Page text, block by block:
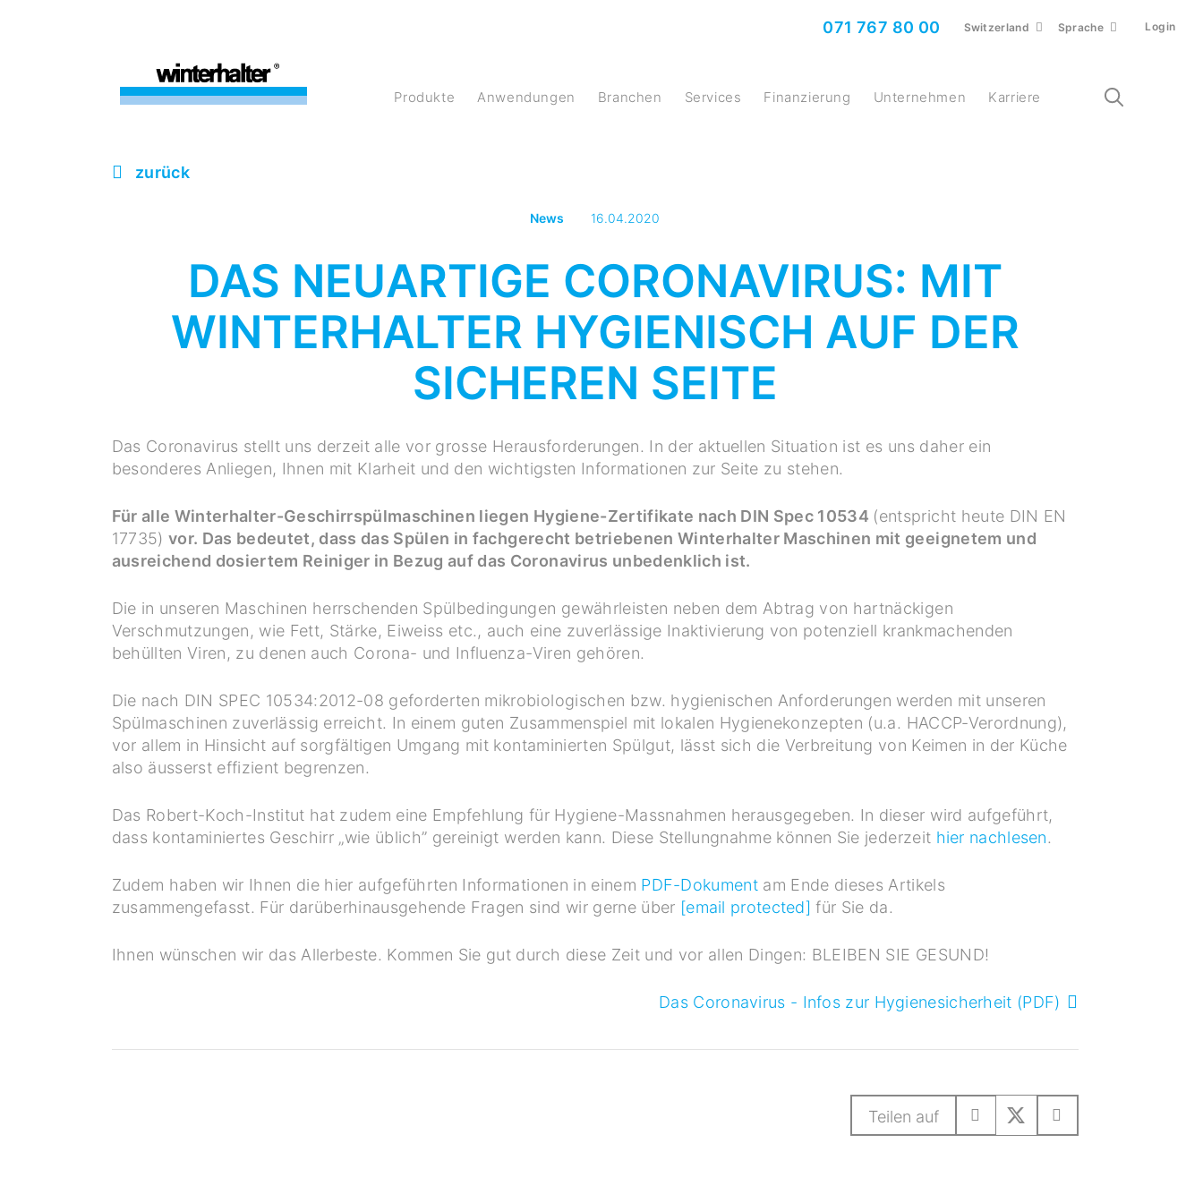
071 767 80 00 Switzerland Sprache Login
Produkte Anwendungen Branchen Services Finanzierung Unternehmen Karriere
zurück
News 16.04.2020
DAS NEUARTIGE CORONAVIRUS: MIT
WINTERHALTER HYGIENISCH AUF DER
SICHEREN SEITE
Das Coronavirus stellt uns derzeit alle vor grosse Herausforderungen. In der aktuellen Situation ist es uns daher ein
besonderes Anliegen, Ihnen mit Klarheit und den wichtigsten Informationen zur Seite zu stehen.
Für alle Winterhalter-Geschirrspülmaschinen liegen Hygiene-Zertifikate nach DIN Spec 10534 (entspricht heute DIN EN
17735) vor. Das bedeutet, dass das Spülen in fachgerecht betriebenen Winterhalter Maschinen mit geeignetem und
ausreichend dosiertem Reiniger in Bezug auf das Coronavirus unbedenklich ist.
Die in unseren Maschinen herrschenden Spülbedingungen gewährleisten neben dem Abtrag von hartnäckigen
Verschmutzungen, wie Fett, Stärke, Eiweiss etc., auch eine zuverlässige Inaktivierung von potenziell krankmachenden
behüllten Viren, zu denen auch Corona- und Influenza-Viren gehören.
Die nach DIN SPEC 10534:2012-08 geforderten mikrobiologischen bzw. hygienischen Anforderungen werden mit unseren
Spülmaschinen zuverlässig erreicht. In einem guten Zusammenspiel mit lokalen Hygienekonzepten (u.a. HACCP-Verordnung),
vor allem in Hinsicht auf sorgfältigen Umgang mit kontaminierten Spülgut, lässt sich die Verbreitung von Keimen in der Küche
also äusserst effizient begrenzen.
Das Robert-Koch-Institut hat zudem eine Empfehlung für Hygiene-Massnahmen herausgegeben. In dieser wird aufgeführt,
dass kontaminiertes Geschirr „wie üblich” gereinigt werden kann. Diese Stellungnahme können Sie jederzeit hier nachlesen.
Zudem haben wir Ihnen die hier aufgeführten Informationen in einem PDF-Dokumentam Ende dieses Artikels
zusammengefasst. Für darüberhinausgehende Fragen sind wir gerne über [email protected] für Sie da.
Ihnen wünschen wir das Allerbeste. Kommen Sie gut durch diese Zeit und vor allen Dingen: BLEIBEN SIE GESUND!
Das Coronavirus - Infos zur Hygienesicherheit (PDF)
Teilen auf